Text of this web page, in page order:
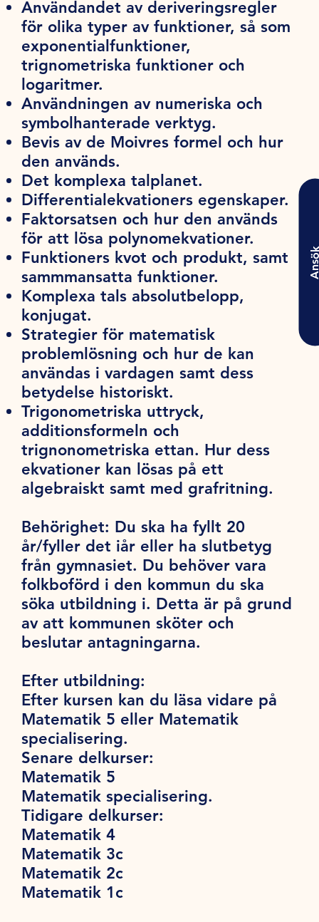
Användandet av deriveringsregler
för olika typer av funktioner, så som
exponentialfunktioner,
trignometriska funktioner och
logaritmer.
Användningen av numeriska och
symbolhanterade verktyg.
Bevis av de Moivres formel och hur
den används.
Det komplexa talplanet.
Differentialekvationers egenskaper.
Faktorsatsen och hur den används
för att lösa polynomekvationer.
Funktioners kvot och produkt, samt
sammmansatta funktioner.
Komplexa tals absolutbelopp,
konjugat.
Strategier för matematisk
problemlösning och hur de kan
användas i vardagen samt dess
betydelse historiskt.
Trigonometriska uttryck,
additionsformeln och
trignonometriska ettan. Hur dess
ekvationer kan lösas på ett
algebraiskt samt med grafritning.
Behörighet: Du ska ha fyllt 20
år/fyller det iår eller ha slutbetyg
från gymnasiet. Du behöver vara
folkboförd i den kommun du ska
söka utbildning i. Detta är på grund
av att kommunen sköter och
beslutar antagningarna.
Efter utbildning:
Efter kursen kan du läsa vidare på
Matematik 5 eller Matematik
specialisering.
Senare delkurser:
Matematik 5
Matematik specialisering.
Tidigare delkurser:
Matematik 4
Matematik 3c
Matematik 2c
Matematik 1c